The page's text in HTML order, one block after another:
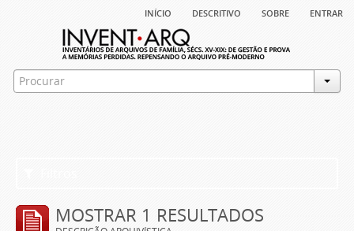
início descritivo sobre entrar
MOSTRAR 1 RESULTADOS